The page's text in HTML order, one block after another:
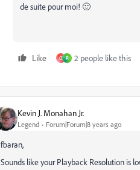
de suite pour moi! 🙂
Like O P 2 people like this
Kevin J. Monahan Jr.
Legend Forum|Forum|8 years ago
fbaran,
Sounds like your Playback Resolution is